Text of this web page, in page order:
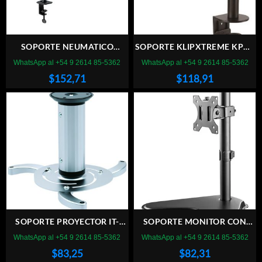
SOPORTE NEUMATICO
KLIPXTREME KMM-400 PARA
$152,71
WhatsApp al +54 9 2614 85-5362
SOPORTE KLIPXTREME KPM-
300 13″ A 32″ P/Escritorio
$118,91
WhatsApp al +54 9 2614 85-5362
SOPORTE PROYECTOR IT-
CP11 10KG
$83,25
WhatsApp al +54 9 2614 85-5362
SOPORTE MONITOR CON
BASE ESCRITORIO TV SMART
$82,31
WhatsApp al +54 9 2614 85-5362